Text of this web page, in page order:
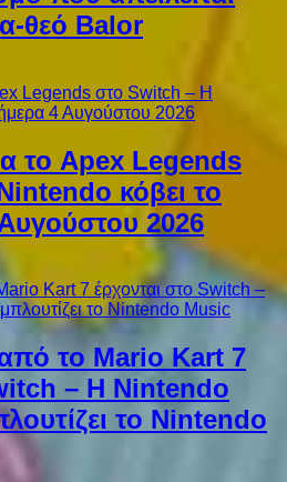
θεό Balor
το Apex Legends
κόβει το
2026
το Mario Kart 7
– Η Nintendo
το Nintendo